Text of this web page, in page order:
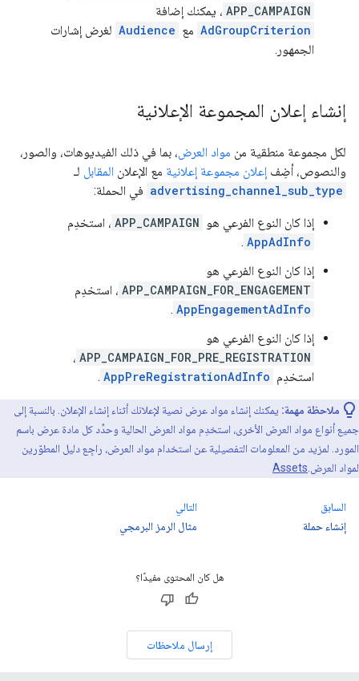
APP_CAMPAIGN ، يمكنك إضافة
AdGroupCriterion مع Audience لغرض إشارات
الجمهور.
إنشاء إعلان المجموعة الإعلانية
لكل مجموعة منطقية من مواد العرض، بما في ذلك الفيديوهات، والصور،
والنصوص، أضِف إعلان مجموعة إعلانية مع الإعلان المقابل لـ
advertising_channel_sub_type في الحملة:
إذا كان النوع الفرعي هو APP_CAMPAIGN ، استخدِم
AppAdInfo
.
إذا كان النوع الفرعي هو
APP_CAMPAIGN_FOR_ENGAGEMENT ، استخدِم
AppEngagementAdInfo
.
إذا كان النوع الفرعي هو
APP_CAMPAIGN_FOR_PRE_REGISTRATION ،
استخدِم AppPreRegistrationAdInfo
.
ملاحظة مهمة: يمكنك إنشاء مواد عرض نصية لإعلانك أثناء إنشاء الإعلان. بالنسبة إلى
جميع أنواع مواد العرض الأخرى، استخدِم مواد العرض الحالية وحدِّد كل مادة عرض باسم
المورد. لمزيد من المعلومات التفصيلية عن استخدام مواد العرض، راجِع دليل المطوّرين
لمواد العرض. Assets
السابق
إنشاء حملة
التالي
مثال الرمز البرمجي
هل كان المحتوى مفيدًا؟
إرسال ملاحظات